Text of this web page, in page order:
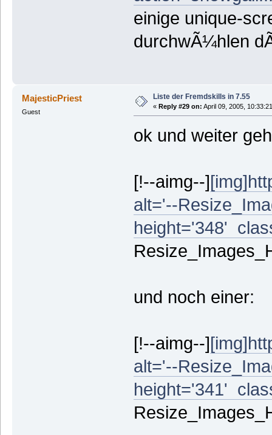
einige unique-
durchwÃ¼hlen
MajesticPriest
Guest
Liste der Fremdskills in 7.55
« Reply #29 on: April 09, 2005,
ok und weiter
[!--aimg--]
alt='--
height='348'
und noch einer:
[!--aimg--]
alt='--
height='341'